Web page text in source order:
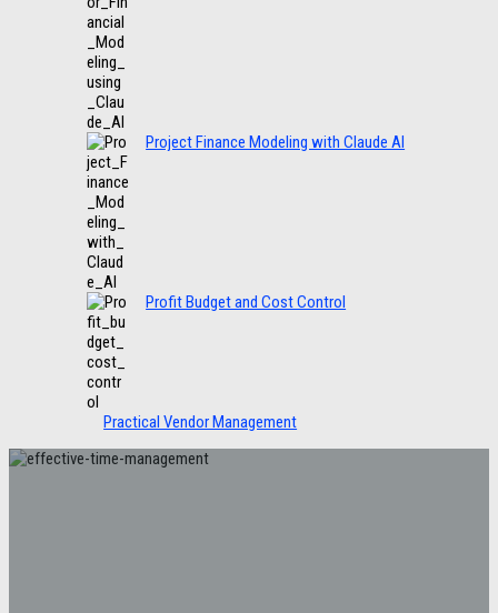
Project Finance Modeling with Claude AI
Profit Budget and Cost Control
Practical Vendor Management